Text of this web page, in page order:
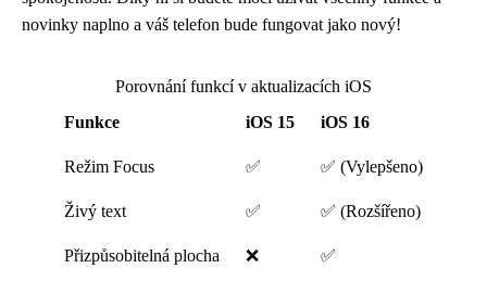
novinky naplno a váš telefon bude fungovat jako nový!
Porovnání funkcí v aktualizacích iOS
Funkce
iOS 15 iOS 16
Režim Focus ✅ ✅ (Vylepšeno)
Živý text ✅ ✅ (Rozšířeno)
Přizpůsobitelná plocha ❌ ✅